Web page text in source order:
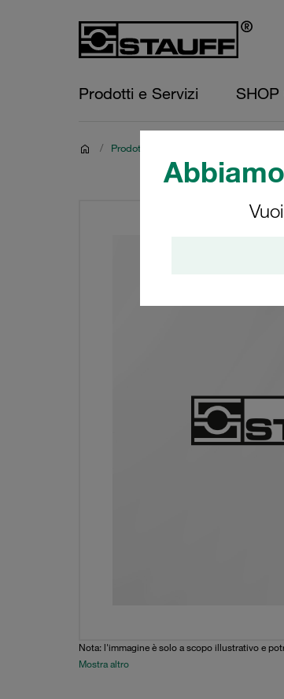
Prodotti e Servizi SHOP
/ Prodotti
Nota: l'immagine è solo a scopo illustrativo e
Mostra altro